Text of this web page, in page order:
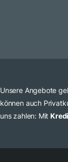
Unsere Angebote
können auch
uns zahlen: Mit